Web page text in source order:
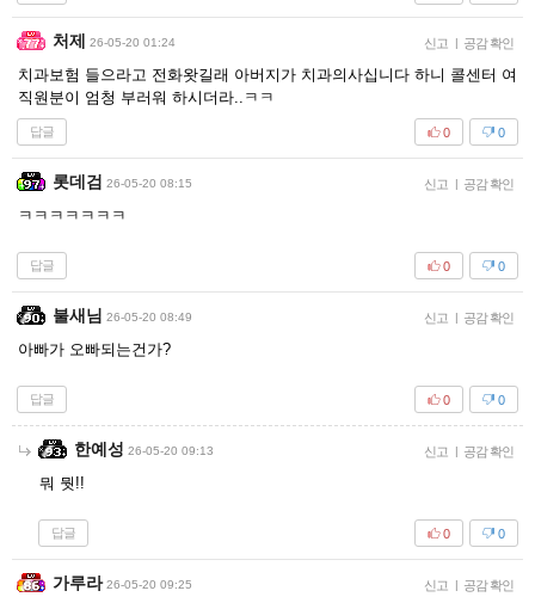
처제 26-05-20 01:24 신고 | 공감 확인
치과보험 들으라고 전화왓길래 아버지가 치과의사십니다 하니 콜센터 여
직원분이 엄청 부러워 하시더라..ㅋㅋ
답글 0
0
롯데검 26-05-20 08:15 신고 | 공감 확인
ㅋㅋㅋㅋㅋㅋㅋ
답글 0
0
불새님 26-05-20 08:49 신고 | 공감 확인
아빠가 오빠되는건가?
답글 0
0
한예성 26-05-20 09:13 신고 | 공감 확인
뭐 뭣!!
답글 0
0
가루라 26-05-20 09:25 신고 | 공감 확인